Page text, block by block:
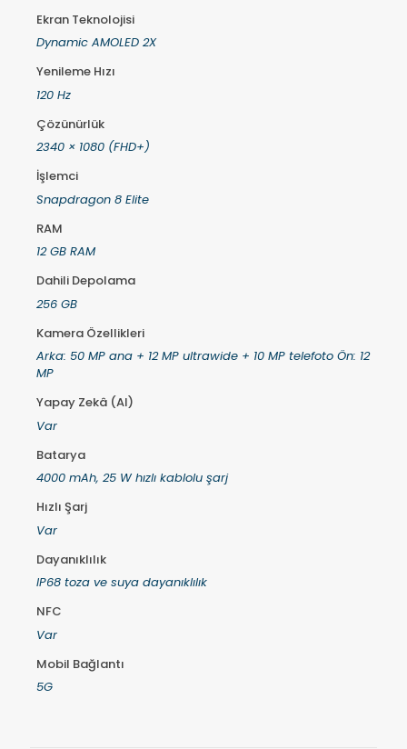
Ekran Teknolojisi
Dynamic AMOLED 2X
Yenileme Hızı
120 Hz
Çözünürlük
2340 × 1080 (FHD+)
İşlemci
Snapdragon 8 Elite
RAM
12 GB RAM
Dahili Depolama
256 GB
Kamera Özellikleri
Arka: 50 MP ana + 12 MP ultrawide + 10 MP telefoto Ön: 12
MP
Yapay Zekâ (AI)
Var
Batarya
4000 mAh, 25 W hızlı kablolu şarj
Hızlı Şarj
Var
Dayanıklılık
IP68 toza ve suya dayanıklılık
NFC
Var
Mobil Bağlantı
5G